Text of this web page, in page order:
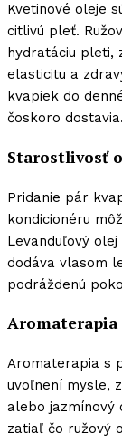
Kvetinové oleje
citlivú pleť.
hydratáciu pleti,
elasticitu a
kvapiek do
čoskoro dostavia.
Starostlivosť
Pridanie pár
kondicionéru
Levanduľový
dodáva vlasom
podráždenú
Aromaterapia
Aromaterapia s
uvoľnení mysle,
alebo jazmínový
zatiaľ čo ružový